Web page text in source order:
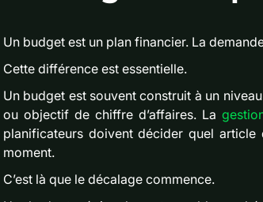
Un budget est un plan financier. La
Cette différence est essentielle.
Un budget est souvent construit à un
ou objectif de chiffre d’affaires. La
planificateurs doivent décider quel
moment.
C’est là que le décalage commence.